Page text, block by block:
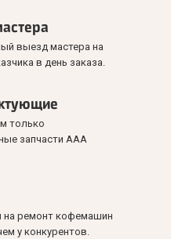
выезд мастера на
в день заказа.
только
запчасти ААА
ремонт кофемашин
у конкурентов.